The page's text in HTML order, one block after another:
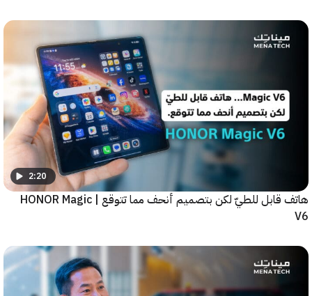
2:20
هاتف قابل للطيّ لكن بتصميم أنحف مما تتوقع | HONOR Magic